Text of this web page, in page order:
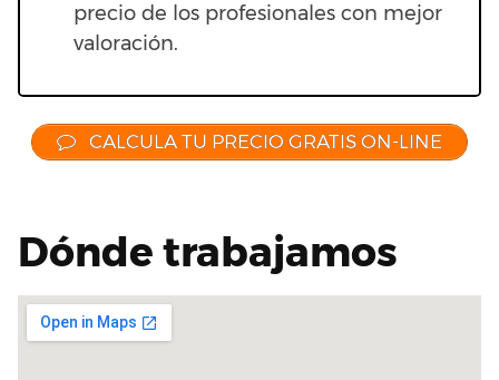
precio de los profesionales con mejor
valoración.
CALCULA TU PRECIO GRATIS ON-LINE
Dónde trabajamos